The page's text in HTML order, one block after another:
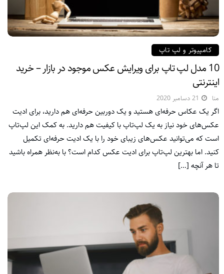
کامپیوتر و لپ تاپ
10 مدل لپ تاپ برای ویرایش عکس موجود در بازار – خرید
اینترنتی
منا 21 دسامبر 2020
اگر یک عکاس حرفه‌ای هستید و یک دوربین حرفه‌ای هم دارید، برای ادیت
عکس‌های خود نیاز به یک لپ‌تاپ با کیفیت هم دارید. به کمک این لپ‌تاپ
است که می‌توانید عکس‌های زیبای خود را با یک ادیت حرفه‌ای تکمیل
کنید. اما بهترین لپ‌تاپ برای ادیت عکس کدام است؟ با به‌نظر همراه باشید
تا هر آنچه […]